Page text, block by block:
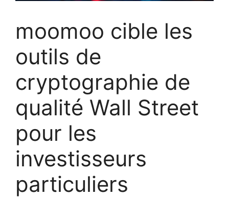
moomoo cible les
outils de
cryptographie de
qualité Wall Street
pour les
investisseurs
particuliers